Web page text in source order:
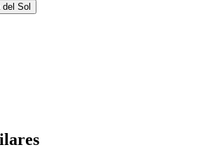
Sol